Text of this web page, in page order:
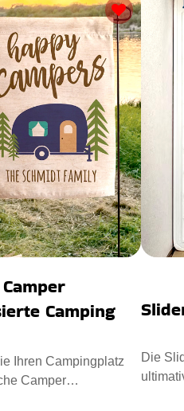
Camping
Ihren Campingplatz
Camper
Die